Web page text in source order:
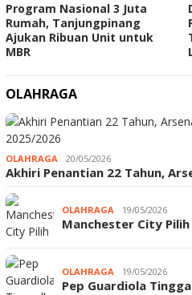
Program Nasional 3 Juta
Rumah, Tanjungpinang
Ajukan Ribuan Unit untuk
MBR
OLAHRAGA
OLAHRAGA 20/05/2026
Akhiri Penantian 22 Tahun,
OLAHRAGA 19/05/2026
Manchester City
OLAHRAGA 19/05/2026
Pep Guardiola